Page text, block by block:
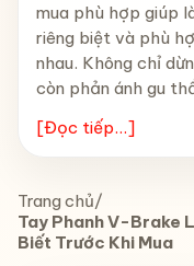
mua phù hợp giúp
riêng biệt và phù
nhau. Không chỉ
còn phản ánh gu
[Đọc tiếp...]
Trang chủ/
Tay Phanh V-Brake
Biết Trước Khi Mua